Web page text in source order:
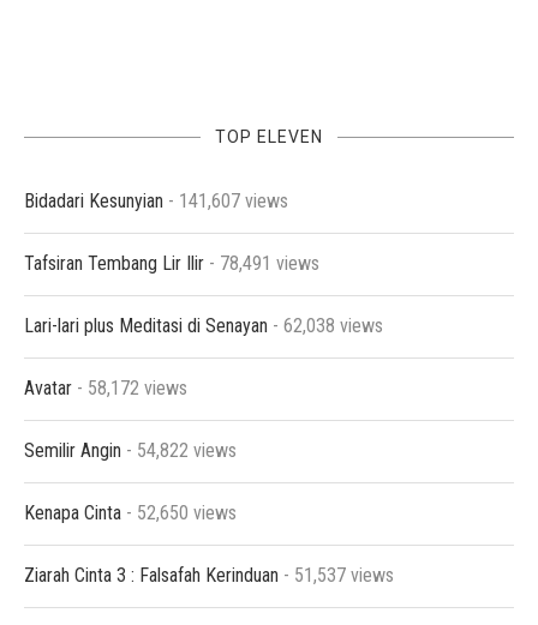
TOP ELEVEN
Bidadari Kesunyian - 141,607 views
Tafsiran Tembang Lir Ilir - 78,491 views
Lari-lari plus Meditasi di Senayan - 62,038 views
Avatar - 58,172 views
Semilir Angin - 54,822 views
Kenapa Cinta - 52,650 views
Ziarah Cinta 3 : Falsafah Kerinduan - 51,537 views